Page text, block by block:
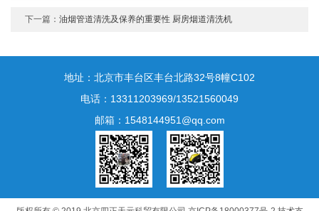
下一篇：油烟管道清洗及保养的重要性 厨房烟道清洗机
地址：北京市丰台区丰台北路32号8幢C102
电话：13311203969/13521560049
邮箱：1548144951@qq.com